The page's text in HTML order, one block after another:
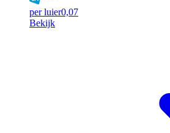
per luier0,07
Bekijk